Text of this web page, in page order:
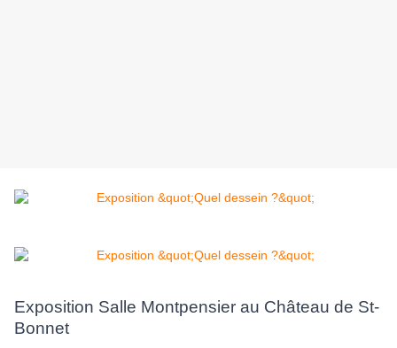
Exposition Salle Montpensier au Château de St-
Bonnet